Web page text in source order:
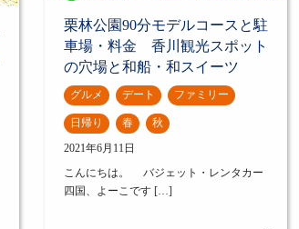
栗林公園90分モデルコースと駐
車場・料金 香川観光スポット
の穴場と和船・和スイーツ
グルメ デート ファミリー
日帰り 春 秋
2021年6月11日
こんにちは。 バジェット・レンタカー
四国、よーこです […]